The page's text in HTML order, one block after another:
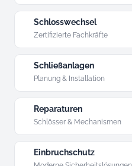
Schlosswechsel
Zertifizierte Fachkräfte
Schließanlagen
Planung & Installation
Reparaturen
Schlösser & Mechanismen
Einbruchschutz